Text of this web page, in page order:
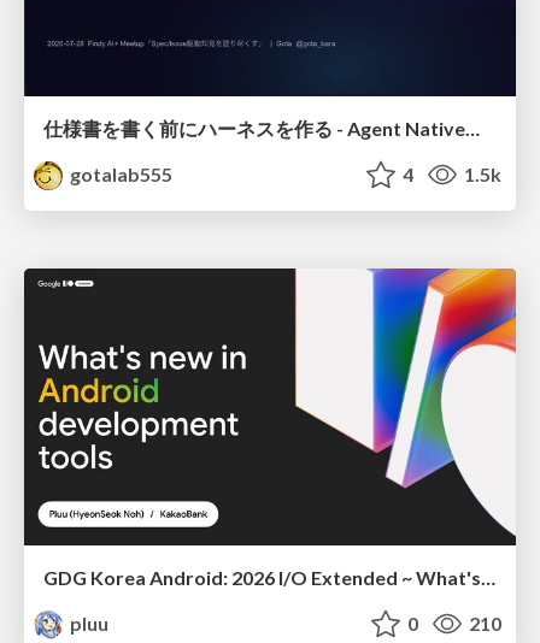
仕様書を書く前にハーネスを作る - Agent Native開発は「探索を速く、判定を固く」
gotalab555
4 1.5k
pluu
0 210